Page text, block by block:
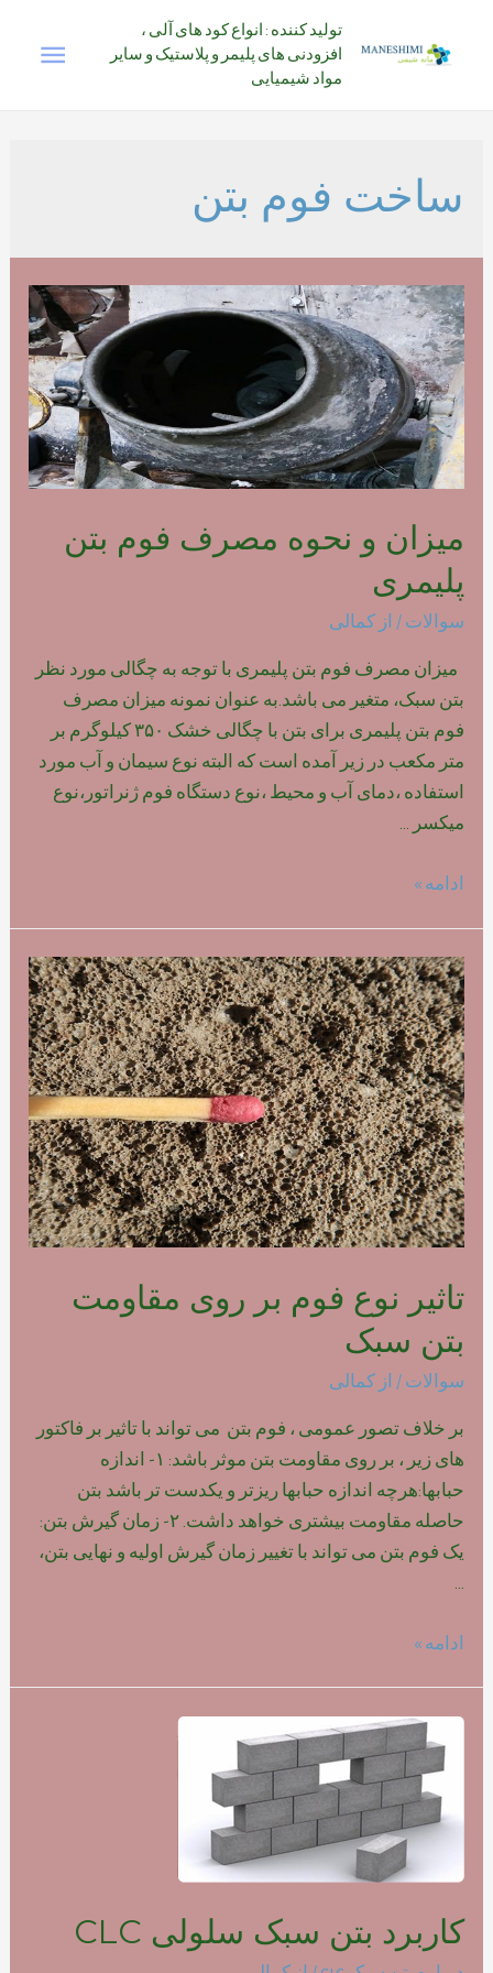
تولید کننده : انواع کود های آلی ،
افزودنی های پلیمر و پلاستیک و سایر
مواد شیمیایی
ساخت فوم بتن
میزان و نحوه مصرف فوم بتن
پلیمری
سوالات / از کمالی
میزان مصرف فوم بتن پلیمری با توجه به چگالی مورد نظر
بتن سبک، متغیر می باشد.به عنوان نمونه میزان مصرف
فوم بتن پلیمری برای بتن با چگالی خشک ۳۵۰ کیلوگرم بر
متر مکعب در زیر آمده است که البته نوع سیمان و آب مورد
استفاده ،دمای آب و محیط ،نوع دستگاه فوم ژنراتور،نوع
میکسر …
میزان
مصرف
فوم
بتن
پلیمری
ادامه »
تاثیر نوع فوم بر روی مقاومت
بتن سبک
سوالات / از کمالی
بر خلاف تصور عمومی ، فوم بتن می تواند با تاثیر بر فاکتور
های زیر ، بر روی مقاومت بتن موثر باشد: ۱- اندازه
حبابها:هرچه اندازه حبابها ریزتر و یکدست تر باشد بتن
حاصله مقاومت بیشتری خواهد داشت. ۲- زمان گیرش بتن:
یک فوم بتن می تواند با تغییر زمان گیرش اولیه و نهایی بتن،
تاثیر
روی
مقاومت
بتن
ادامه »
کاربرد بتن سبک سلولی CLC